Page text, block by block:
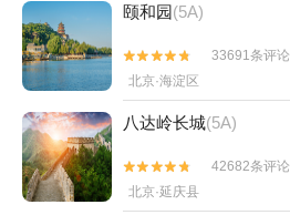
颐和园(5A)


33691条评论
北京·海淀区
八达岭长城(5A)


42682条评论
北京·延庆县